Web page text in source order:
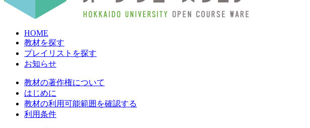
HOME
教材を探す
プレイリストを探す
お知らせ
教材の著作権について
はじめに
教材の利用可能範囲を確認する
利用条件